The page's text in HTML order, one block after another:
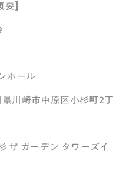
要】
ホール
市中原区小杉町2丁
ガーデン タワーズイ